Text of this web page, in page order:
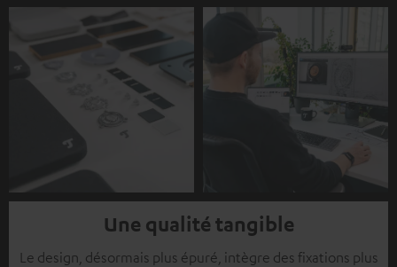
Une qualité tangible
Le design, désormais plus épuré, intègre des fixations plus